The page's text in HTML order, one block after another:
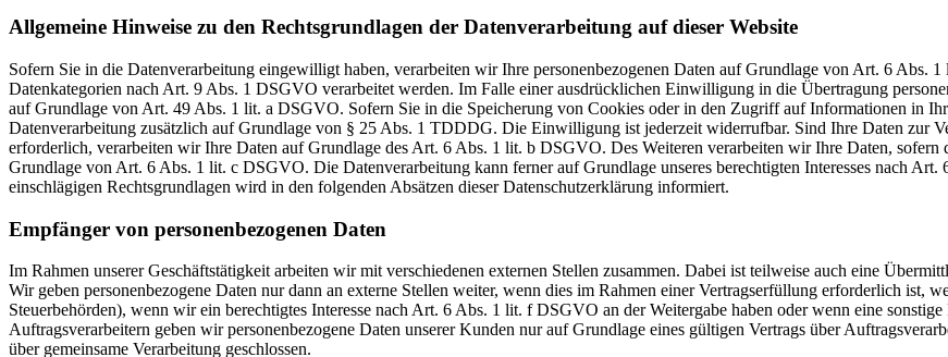
Allgemeine Hinweise zu den Rechtsgrundlagen der Datenverarbeitung auf dieser Website
Sofern Sie in die Datenverarbeitung eingewilligt haben, verarbeiten wir Ihre personenbezogenen Daten auf Grundlage von Art. 6
Datenkategorien nach Art. 9 Abs. 1 DSGVO verarbeitet werden. Im Falle einer ausdrücklichen Einwilligung in die Übertragung
auf Grundlage von Art. 49 Abs. 1 lit. a DSGVO. Sofern Sie in die Speicherung von Cookies oder in den Zugriff auf Informationen in
Datenverarbeitung zusätzlich auf Grundlage von § 25 Abs. 1 TDDDG. Die Einwilligung ist jederzeit widerrufbar. Sind Ihre Daten zur
erforderlich, verarbeiten wir Ihre Daten auf Grundlage des Art. 6 Abs. 1 lit. b DSGVO. Des Weiteren verarbeiten wir Ihre Daten,
Grundlage von Art. 6 Abs. 1 lit. c DSGVO. Die Datenverarbeitung kann ferner auf Grundlage unseres berechtigten Interesses nach
einschlägigen Rechtsgrundlagen wird in den folgenden Absätzen dieser Datenschutzerklärung informiert.
Empfänger von personenbezogenen Daten
Im Rahmen unserer Geschäftstätigkeit arbeiten wir mit verschiedenen externen Stellen zusammen. Dabei ist teilweise auch eine
Wir geben personenbezogene Daten nur dann an externe Stellen weiter, wenn dies im Rahmen einer Vertragserfüllung erforderlich ist,
Steuerbehörden), wenn wir ein berechtigtes Interesse nach Art. 6 Abs. 1 lit. f DSGVO an der Weitergabe haben oder wenn eine
Auftragsverarbeitern geben wir personenbezogene Daten unserer Kunden nur auf Grundlage eines gültigen Vertrags über
über gemeinsame Verarbeitung geschlossen.